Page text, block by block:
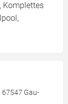
Komplettes
Gau-